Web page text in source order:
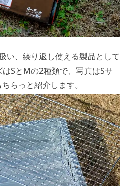
い、繰り返し使える製品として
SとMの2種類で、写真はSサ
らっと紹介します。